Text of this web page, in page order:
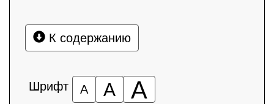
К содержанию
Шрифт А А А